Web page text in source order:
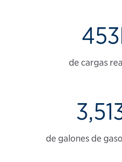
de cargas
de galones de